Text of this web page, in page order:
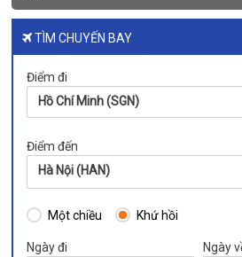
TÌM CHUYẾN BAY
Điểm đi
Hồ Chí Minh (SGN)
Điểm đến
Hà Nội (HAN)
Một chiều Khứ hồi
Ngày đi Ngày